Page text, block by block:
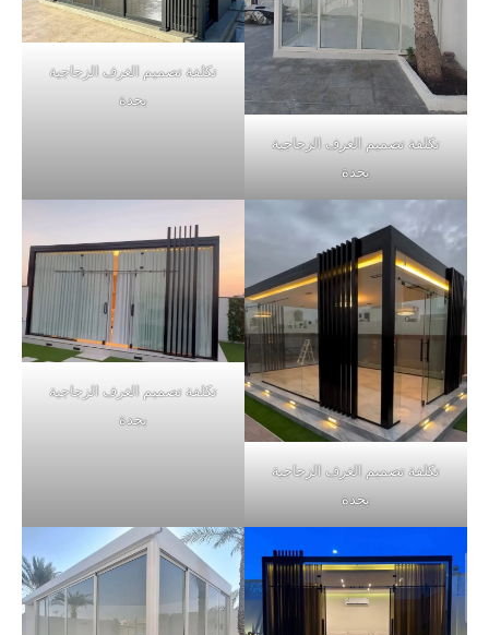
تكلفة تصميم الغرف الزجاجية
بجدة
تكلفة تصميم الغرف الزجاجية
بجدة
تكلفة تصميم الغرف الزجاجية
بجدة
تكلفة تصميم الغرف الزجاجية
بجدة